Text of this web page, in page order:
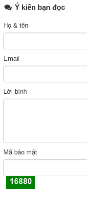
Ý kiến bạn đọc
Họ & tên
Email
Lời bình
Mã bảo mật